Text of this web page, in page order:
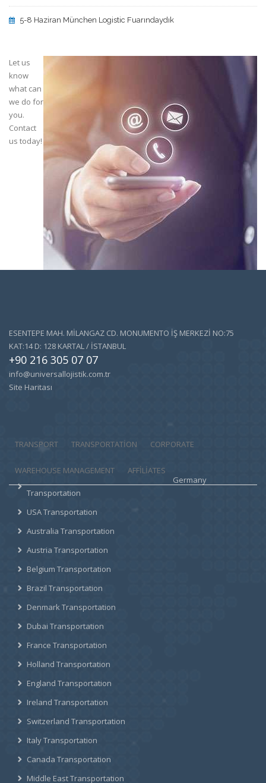
5-8 Haziran München Logistic Fuarındaydık
Let us
know
what can
we do for
you.
Contact
us today!
ESENTEPE MAH. MİLANGAZ CD. MONUMENTO İŞ MERKEZİ NO:75
KAT:14 D: 128 KARTAL / İSTANBUL
+90 216 305 07 07
info@universallojistik.com.tr
Site Haritası
TRANSPORT TRANSPORTATION CORPORATE
WAREHOUSE MANAGEMENT
AFFILIATES
Germany
Transportation
USA Transportation
Australia Transportation
Austria Transportation
Belgium Transportation
Brazil Transportation
Denmark Transportation
Dubai Transportation
France Transportation
Holland Transportation
England Transportation
Ireland Transportation
Switzerland Transportation
Italy Transportation
Canada Transportation
Middle East Transportation